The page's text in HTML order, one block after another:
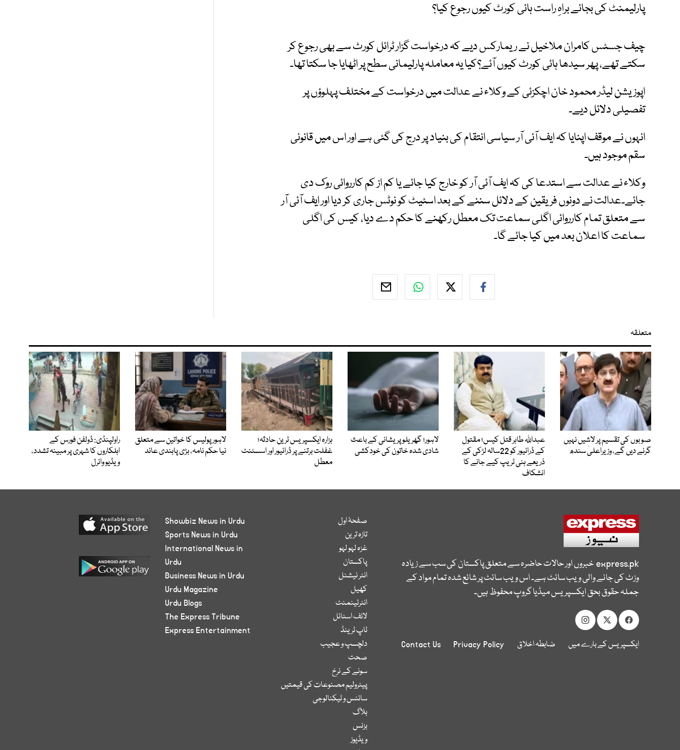
پارلیمنٹ کی بجائے براہِ راست ہائی کورٹ کیوں رجوع کیا؟
چیف جسٹس کامران ملاخیل نے ریمارکس دیے کہ درخواست گزار ٹرائل کورٹ سے بھی رجوع کر
سکتے تھے، پھر سیدھا ہائی کورٹ کیوں آئے؟کیا یہ معاملہ پارلیمانی سطح پر اٹھایا جا سکتا تھا۔
اپوزیشن لیڈر محمود خان اچکزئی کے وکلاء نے عدالت میں درخواست کے مختلف پہلوؤں پر
تفصیلی دلائل دیے۔
انہوں نے موقف اپنایا کہ ایف آئی آر سیاسی انتقام کی بنیاد پر درج کی گئی ہے اور اس میں قانونی
سقم موجود ہیں۔
وکلاء نے عدالت سے استدعا کی کہ ایف آئی آر کو خارج کیا جائے یا کم از کم کارروائی روک دی
جائے۔عدالت نے دونوں فریقین کے دلائل سننے کے بعد اسٹیٹ کو نوٹس جاری کر دیا اور ایف آئی آر
سے متعلق تمام کارروائی اگلی سماعت تک معطل رکھنے کا حکم دے دیا، کیس کی اگلی
سماعت کا اعلان بعد میں کیا جائے گا۔
متعلقہ
صوبوں کی تقسیم پر لاشیں نہیں
گرنے دیں گے، وزیراعلیٰ سندھ
عبداللہ طاہر قتل کیس؛ مقتول
کے ڈرائیور کو 22سالہ لڑکی کے
ذریعے ہنی ٹریپ کیے جانے کا
انشکاف
لاہور؛ گھریلو پریشانی کے باعث
شادی شدہ خاتون کی خودکشی
ہزارہ ایکسپریس ٹرین حادثہ؛
غفلت برتنے پر ڈرائیور اور اسسٹنٹ
معطل
لاہور پولیس کا خواتین سے متعلق
نیا حکم نامہ، بڑی پابندی عائد
راولپنڈی: ڈولفن فورس کے
اہلکاروں کا شہری پر مبینہ تشدد،
ویڈیو وائرل
express.pkخبروں اور حالات حاضرہ سے متعلق پاکستان کی سب سے زیادہ
وزٹ کی جانے والی ویب سائٹ ہے۔ اس ویب سائٹ پر شائع شدہ تمام مواد کے
جملہ حقوق بحق ایکسپریس میڈیا گروپ محفوظ ہیں۔
ایکسپریس کے بارے میں ضابطہ اخلاق Privacy Policy
Contact Us
صفحۂ اول
تازہ ترین
غزہ لہو لہو
پاکستان
انٹر نیشنل
کھیل
انٹرٹینمنٹ
لائف اسٹائل
ٹاپ ٹرینڈ
دلچسپ و عجیب
صحت
سونے کے نرخ
پیٹرولیم مصنوعات کی قیمتیں
سائنس و ٹیکنالوجی
بلاگ
بزنس
ویڈیوز
Showbiz News in Urdu
Sports News in Urdu
International News in
Urdu
Business News in Urdu
Urdu Magazine
Urdu Blogs
The Express Tribune
Express Entertainment